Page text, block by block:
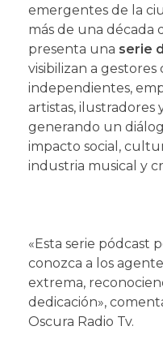
emergentes de la
más de una década
presenta una serie
visibilizan a
independientes,
artistas, ilustradores
generando un
impacto social,
industria musical y
«Esta serie pódcast
conozca a los
extrema,
dedicación»,
Oscura Radio Tv.